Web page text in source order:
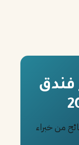
فندق
من خبراء